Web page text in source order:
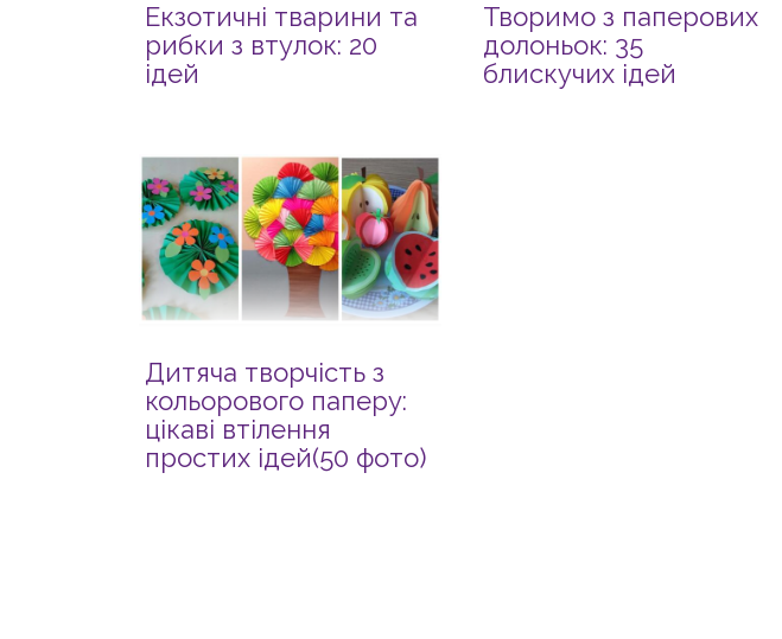
Екзотичні тварини та
рибки з втулок: 20
ідей
Творимо з паперових
долоньок: 35
блискучих ідей
Дитяча творчість з
кольорового паперу:
цікаві втілення
простих ідей(50 фото)